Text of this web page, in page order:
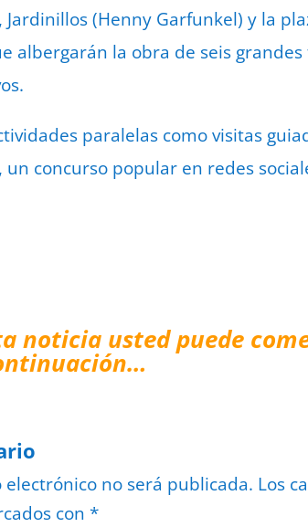
Jardinillos (Henny Garfunkel) y la
albergarán la obra de seis
paralelas como visitas
concurso popular en redes
noticia usted puede
no será publicada. Los
con *